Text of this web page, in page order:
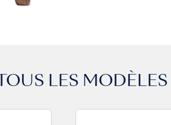
TOUS LES MODÈLES